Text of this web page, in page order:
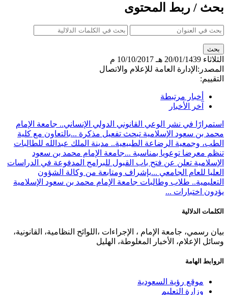
بحث / ربط المحتوى
الثلاثاء 20/01/1439 هـ
10/10/2017 م
المصدر: الإدارة العامة للإعلام والاتصال
التقييم:
أخبار مرتبطة
آخر الأخبار
استمرارًا في نشر الوعي القانوني الدولي الإنساني.. جامعة الإمام
محمد بن سعود الإسلامية تبحث تفعيل مذكرة ...بالتعاون مع كلية
الطب، وجمعية الرضاعة الطبيعية.. مدينة الملك عبدالله للطالبات
تنظم معرضا توعويا بمناسبة ...جامعة الإمام محمد بن سعود
الإسلامية تعلن عن فتح باب القبول للبرامج المدفوعة في الدراسات
العليا للعام الجامعي ...بإشراف ومتابعة من وكالة الشؤون
التعليمية.. طلاب وطالبات جامعة الإمام محمد بن سعود الإسلامية
يؤدون اختبارات ...
الكلمات الدلالية
بيان رسمي، جامعة الإمام ، الإجراءات ،اللوائح النظامية، القانونية،
وسائل الإعلام، الأخبار المغلوطة، الهليل
الروابط الهامة
موقع رؤية السعودية
وزارة التعليم